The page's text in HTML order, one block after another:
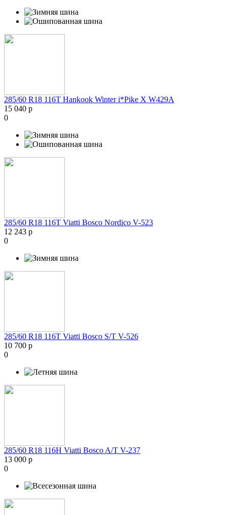
285/60 R18 116T Hankook Winter i*Pike X W429A
15 040 р
0
285/60 R18 116T Viatti Bosco Nordico V-523
12 243 р
0
285/60 R18 116T Viatti Bosco S/T V-526
10 700 р
0
285/60 R18 116H Viatti Bosco A/T V-237
13 000 р
0